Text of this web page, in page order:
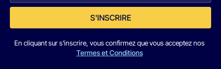
S'INSCRIRE
En cliquant sur s'inscrire, vous confirmez que vous acceptez nos
Termes et Conditions